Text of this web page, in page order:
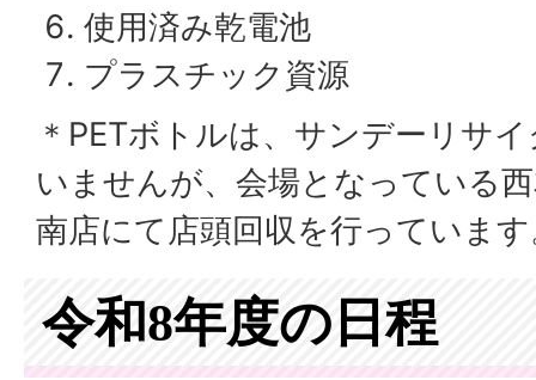
使用済み乾電池
プラスチック資源
＊PETボトルは、サンデーリサ
いませんが、会場となっている
南店にて店頭回収を行っていま
令和8年度の日程